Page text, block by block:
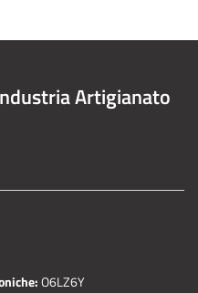
Artigianato
O6LZ6Y